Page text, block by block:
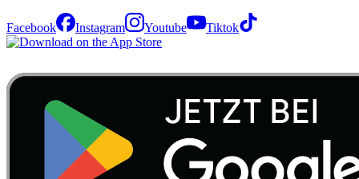
Facebook Instagram Youtube Tiktok